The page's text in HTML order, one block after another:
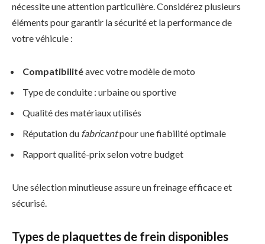
nécessite une attention particulière. Considérez plusieurs
éléments pour garantir la sécurité et la performance de
votre véhicule :
Compatibilitéavec votre modèle de moto
Type de conduite : urbaine ou sportive
Qualité des matériaux utilisés
Réputation du fabricantpour une fiabilité optimale
Rapport qualité-prix selon votre budget
Une sélection minutieuse assure un freinage efficace et
sécurisé.
Types de plaquettes de frein disponibles